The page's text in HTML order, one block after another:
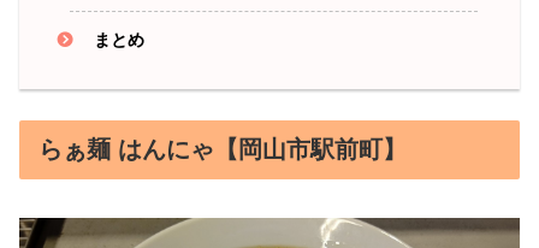
まとめ
らぁ麺 はんにゃ【岡山市駅前町】